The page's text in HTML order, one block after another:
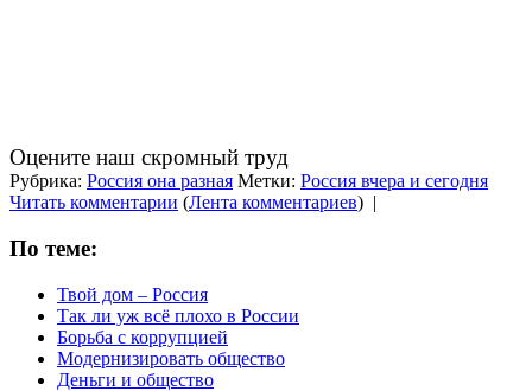
Оцените наш скромный труд
Рубрика: Россия она разная Метки: Россия вчера и сегодня
Читать комментарии (Лента комментариев) |
По теме:
Твой дом – Россия
Так ли уж всё плохо в России
Борьба с коррупцией
Модернизировать общество
Деньги и общество